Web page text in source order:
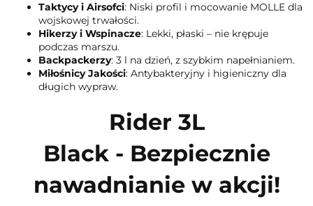
Taktycy i Airsofci: Niski profil i mocowanie MOLLE dla
wojskowej trwałości.
Hikerzy i Wspinacze: Lekki, płaski – nie krępuje
podczas marszu.
Backpackerzy: 3 l na dzień, z szybkim napełnianiem.
Miłośnicy Jakości: Antybakteryjny i higieniczny dla
długich wypraw.
Rider 3L
Black - Bezpiecznie
nawadnianie w akcji!